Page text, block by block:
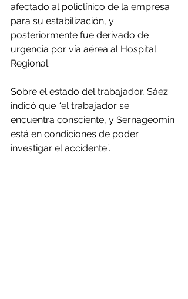
afectado al policlínico de la empresa
para su estabilización, y
posteriormente fue derivado de
urgencia por vía aérea al Hospital
Regional.
Sobre el estado del trabajador, Sáez
indicó que “el trabajador se
encuentra consciente, y Sernageomin
está en condiciones de poder
investigar el accidente”.